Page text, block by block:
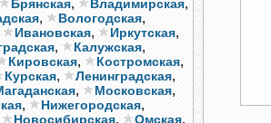
Брянская, Владимирская,
, Вологодская,
Ивановская, Иркутская,
, Калужская,
Кировская, Костромская,
Курская, Ленинградская,
, Московская,
, Нижегородская,
Новосибирская, Омская,